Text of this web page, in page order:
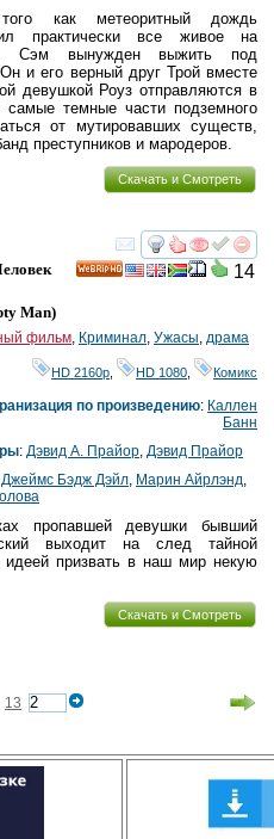
как метеоритный дождь
практически все живое на
Сэм вынужден выжить под
и его верный друг Трой вместе
девушкой Роуз отправляются в
темные части подземного
от мутировавших существ,
преступников и мародеров.
Скачать и Смотреть
смотреть
14
Man)
фильм, Криминал, Ужасы, драма
HD 2160р HD 1080 Комикс
по произведению: Каллен
Банн
: Дэвид А. Прайор, Дэвид Прайор
Джеймс Бэдж Дэйл, Марин Айрлэнд,
пропавшей девушки бывший
выходит на след тайной
призвать в наш мир некую
Скачать и Смотреть
13